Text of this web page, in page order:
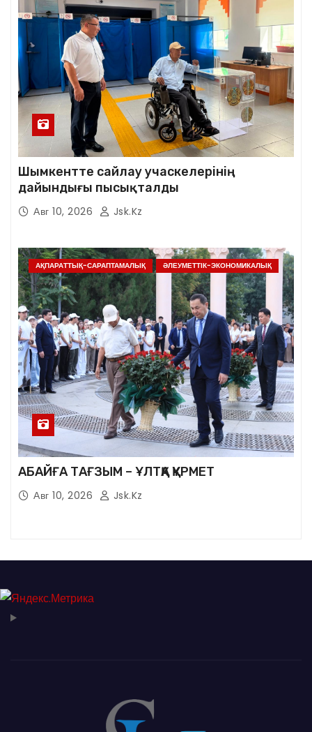
Шымкентте сайлау учаскелерінің
дайындығы пысықталды
Авг 10, 2026 Jsk.kz
АҚПАРАТТЫҚ-САРАПТАМАЛЫҚ ӘЛЕУМЕТТІК-ЭКОНОМИКАЛЫҚ
АБАЙҒА ТАҒЗЫМ – ҰЛТҚА ҚҰРМЕТ
Авг 10, 2026 Jsk.kz